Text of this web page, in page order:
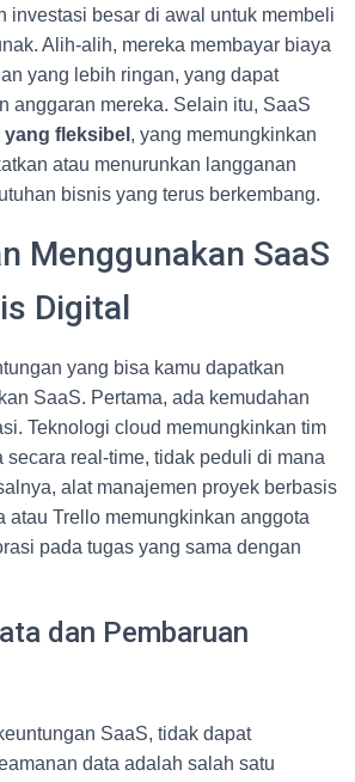
investasi besar di awal untuk membeli
Alih-alih, mereka membayar biaya
yang lebih ringan, yang dapat
anggaran mereka. Selain itu, SaaS
yang fleksibel , yang memungkinkan
atau menurunkan langganan
bisnis yang terus berkembang.
Menggunakan SaaS
Digital
yang bisa kamu dapatkan
SaaS. Pertama, ada kemudahan
Teknologi cloud memungkinkan tim
secara real-time, tidak peduli di mana
alat manajemen proyek berbasis
atau Trello memungkinkan anggota
pada tugas yang sama dengan
dan Pembaruan
SaaS, tidak dapat
data adalah salah satu